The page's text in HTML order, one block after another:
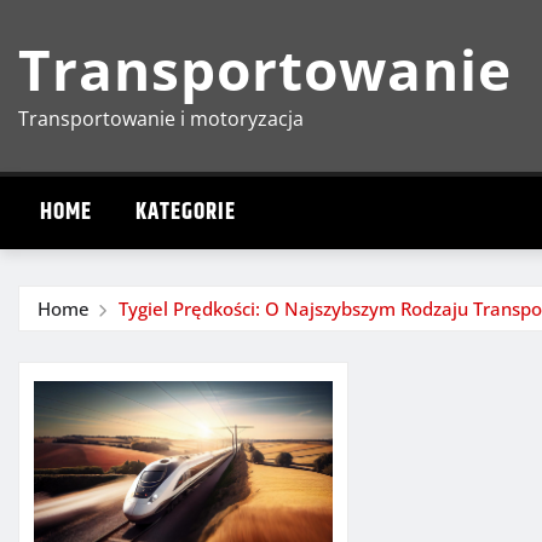
content
Transportowanie
Transportowanie i motoryzacja
HOME KATEGORIE
Home Tygiel Prędkości: O Najszybszym Rodzaju